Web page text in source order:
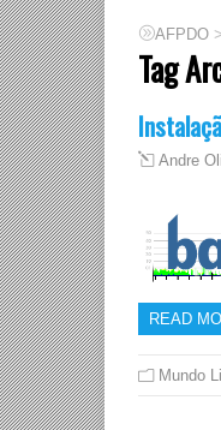
AFPDO
Tag
Andre
READ
Mundo